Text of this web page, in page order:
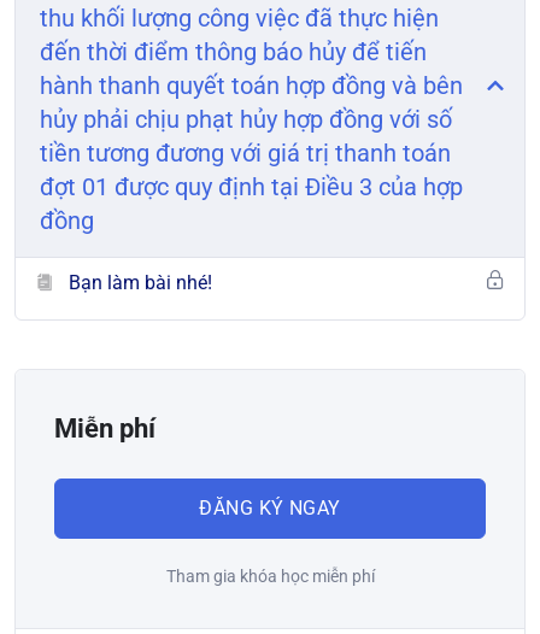
thu khối lượng công việc đã thực hiện
đến thời điểm thông báo hủy để tiến
hành thanh quyết toán hợp đồng và bên
hủy phải chịu phạt hủy hợp đồng với số
tiền tương đương với giá trị thanh toán
đợt 01 được quy định tại Điều 3 của hợp
đồng
Bạn làm bài nhé!
Miễn phí
ĐĂNG KÝ NGAY
Tham gia khóa học miễn phí